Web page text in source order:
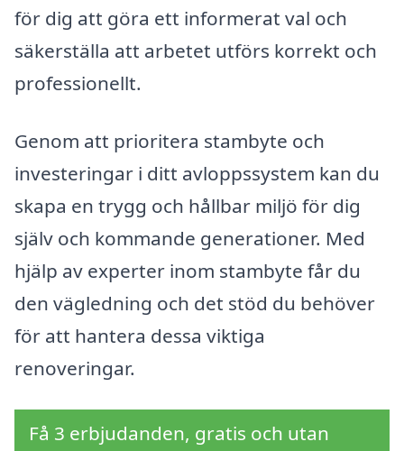
för dig att göra ett informerat val och
säkerställa att arbetet utförs korrekt och
professionellt.
Genom att prioritera stambyte och
investeringar i ditt avloppssystem kan du
skapa en trygg och hållbar miljö för dig
själv och kommande generationer. Med
hjälp av experter inom stambyte får du
den vägledning och det stöd du behöver
för att hantera dessa viktiga
renoveringar.
Få 3 erbjudanden, gratis och utan